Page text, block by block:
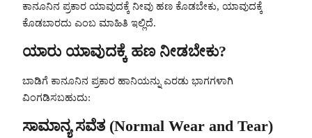
ಕಾನೂನಿನ ಪ್ರಕಾರ ಯಾವುದಕ್ಕೆ ನೀವು ಹಣ ಕೊಡಬೇಕು, ಯಾವುದಕ್ಕೆ
ಕೊಡಬಾರದು ಎಂಬ ಮಾಹಿತಿ ಇಲ್ಲಿದೆ.
ಯಾರು ಯಾವುದಕ್ಕೆ ಹಣ ನೀಡಬೇಕು?
ಬಾಡಿಗೆ ಕಾನೂನಿನ ಪ್ರಕಾರ ಹಾನಿಯನ್ನು ಎರಡು ಭಾಗಗಳಾಗಿ
ವಿಂಗಡಿಸಬಹುದು:
ಸಾಮಾನ್ಯ ಸವೆತ (Normal Wear and Tear)